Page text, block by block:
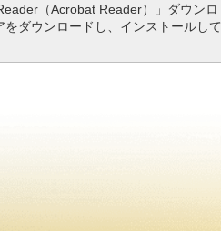
（Acrobat Reader）」ダウンロ
ダウンロードし、インストールして